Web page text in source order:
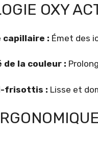
OXY
: Émet des
de la couleur :
frisottis : Lisse et